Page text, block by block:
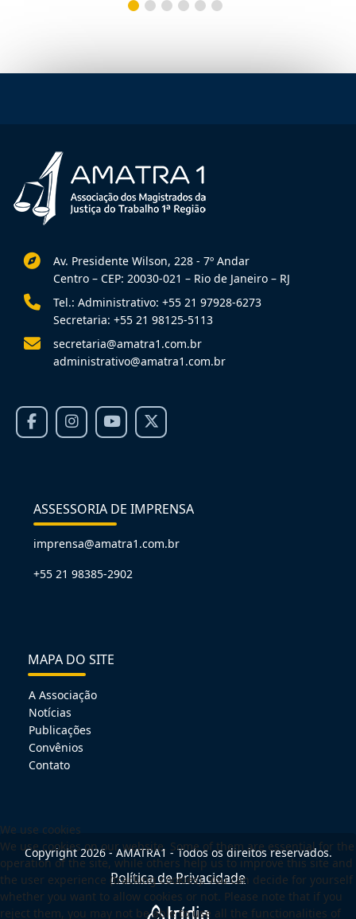
Av. Presidente Wilson, 228 - 7º Andar
Centro – CEP: 20030-021 – Rio de Janeiro – RJ
Tel.: Administrativo: +55 21 97928-6273
Secretaria: +55 21 98125-5113
secretaria@amatra1.com.br
administrativo@amatra1.com.br
ASSESSORIA DE IMPRENSA
imprensa@amatra1.com.br
+55 21 98385-2902
MAPA DO SITE
A Associação
Notícias
Publicações
Convênios
Contato
Copyright 2026 - AMATRA1 - Todos os direitos reservados.
Política de Privacidade
We use cookies
We use cookies on our website. Some of them are essential for the
operation of the site, while others help us to improve this site and
the user experience (tracking cookies). You can decide for yourself
whether you want to allow cookies or not. Please note that if you
reject them, you may not be able to use all the functionalities of